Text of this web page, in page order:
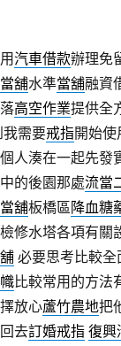
用汽車借款辦理免
舖水準當舖融資
高空作業提供全
需要戒指開始使
人湊在一起先發
的後園那處流當
當舖板橋區降血糖
修水塔各項有關
必要思考比較全
比較常用的方法
放心蘆竹農地把
去訂婚戒指 復興